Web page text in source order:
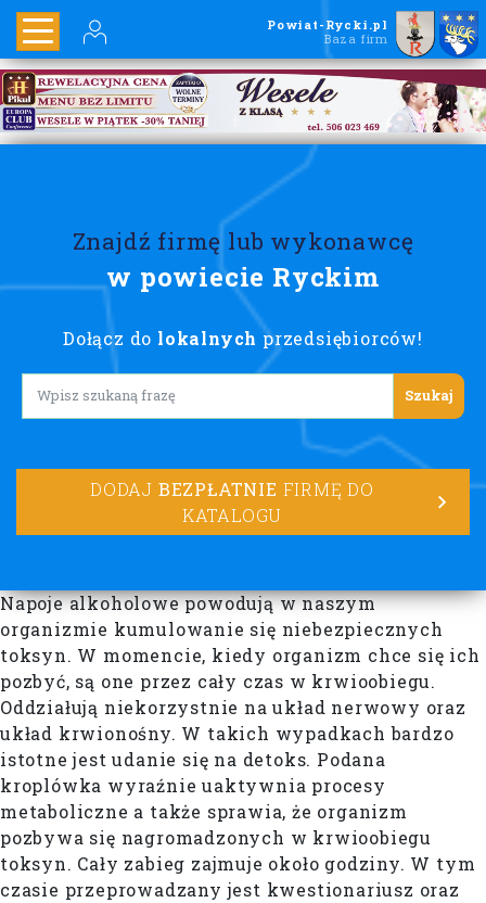
Powiat-Rycki.pl
Baza firm
Znajdź firmę lub wykonawcę
w powiecie Ryckim
Dołącz do lokalnych przedsiębiorców!
Lorem ipsum
DODAJ BEZPŁATNIE FIRMĘ DO
KATALOGU
Napoje alkoholowe powodują w naszym
organizmie kumulowanie się niebezpiecznych
toksyn. W momencie, kiedy organizm chce się ich
pozbyć, są one przez cały czas w krwioobiegu.
Oddziałują niekorzystnie na układ nerwowy oraz
układ krwionośny. W takich wypadkach bardzo
istotne jest udanie się na detoks. Podana
kroplówka wyraźnie uaktywnia procesy
metaboliczne a także sprawia, że organizm
pozbywa się nagromadzonych w krwioobiegu
toksyn. Cały zabieg zajmuje około godziny. W tym
czasie przeprowadzany jest kwestionariusz oraz